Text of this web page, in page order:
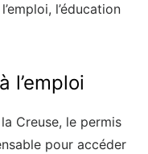
l’éducation
l’emploi
Creuse, le permis
pour accéder